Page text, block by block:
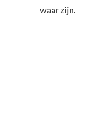
waar zijn.